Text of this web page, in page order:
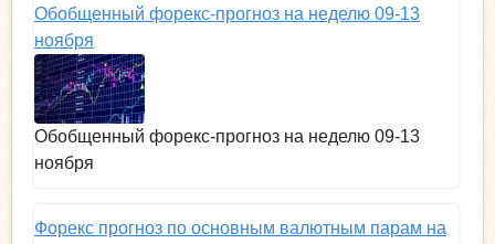
Обобщенный форекс-прогноз на неделю 09-13
ноября
Обобщенный форекс-прогноз на неделю 09-13
ноября
Форекс прогноз по основным валютным парам на